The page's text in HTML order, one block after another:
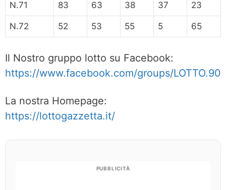
N.71 83 63 38 37 23
N.72 52 53 55 5 65
Il Nostro gruppo lotto su Facebook:
https://www.facebook.com/groups/LOTTO.90
La nostra Homepage:
https://lottogazzetta.it/
PUBBLICITÀ